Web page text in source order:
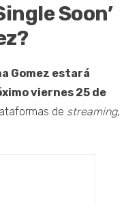
Soon’
Gomez estará
viernes 25 de
de streaming,